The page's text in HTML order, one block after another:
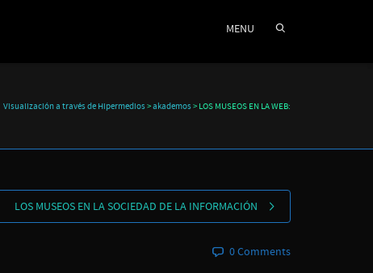
MENU
Visualización a través de Hipermedios>akademos> LOS MUSEOS EN LA WEB:
LOS MUSEOS EN LA SOCIEDAD DE LA INFORMACIÓN
0 Comments